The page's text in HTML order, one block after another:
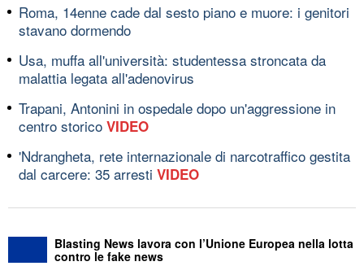
Roma, 14enne cade dal sesto piano e muore: i genitori
stavano dormendo
Usa, muffa all'università: studentessa stroncata da
malattia legata all'adenovirus
Trapani, Antonini in ospedale dopo un'aggressione in
centro storico VIDEO
'Ndrangheta, rete internazionale di narcotraffico gestita
dal carcere: 35 arresti VIDEO
Blasting News lavora con l’Unione Europea nella lotta
contro le fake news